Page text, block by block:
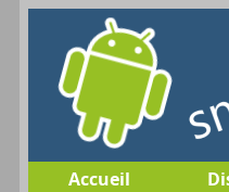
Accueil